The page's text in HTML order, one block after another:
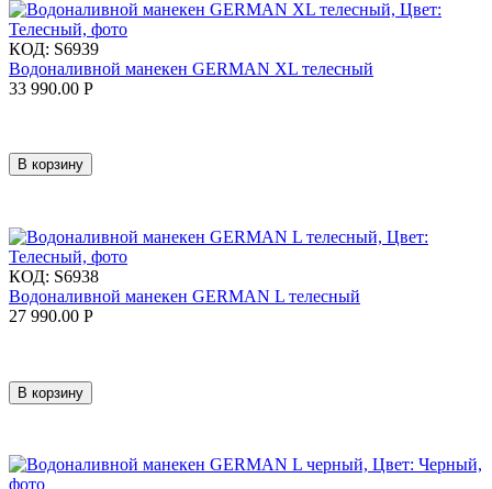
КОД: S6939
Водоналивной манекен GERMAN XL телесный
33 990.00 Р
В корзину
КОД: S6938
Водоналивной манекен GERMAN L телесный
27 990.00 Р
В корзину